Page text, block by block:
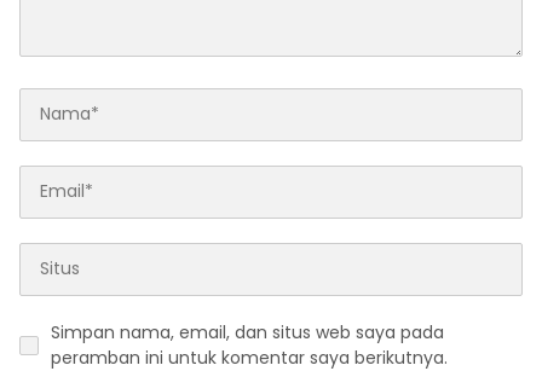
Simpan nama, email, dan situs web saya pada
peramban ini untuk komentar saya berikutnya.